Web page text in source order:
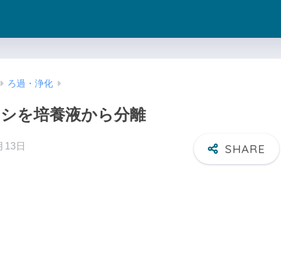
ろ過・浄化
を培養液から分離
13日